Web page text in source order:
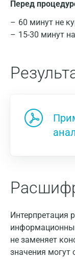
Перед
60 минут не
15-30 минут
Интерпретация
не заменяет
значения могут